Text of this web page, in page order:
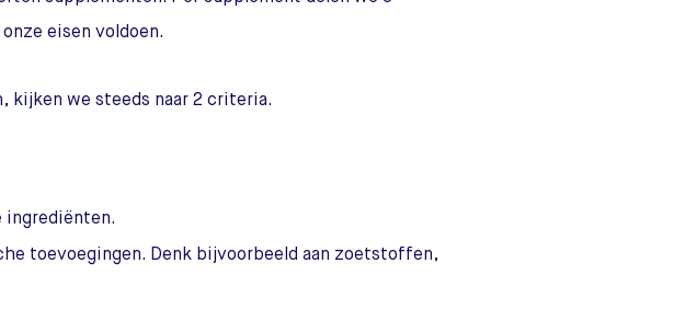
eisen voldoen.
kijken we steeds naar 2 criteria.
ingrediënten.
toevoegingen. Denk bijvoorbeeld aan zoetstoffen,